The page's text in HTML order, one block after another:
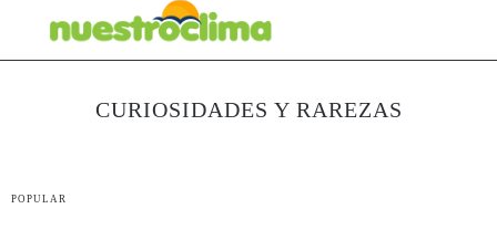
CURIOSIDADES Y RAREZAS
POPULAR